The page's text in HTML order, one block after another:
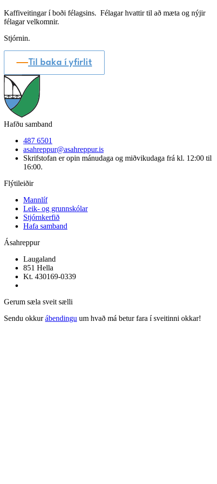
Kaffiveitingar í boði félagsins. Félagar hvattir til að mæta og nýjir
félagar velkomnir.
Stjórnin.
Til baka í yfirlit
Hafðu samband
487 6501
asahreppur@asahreppur.is
Skrifstofan er opin mánudaga og miðvikudaga frá kl. 12:00 til
16:00.
Flýtileiðir
Mannlíf
Leik- og grunnskólar
Stjórnkerfið
Hafa samband
Ásahreppur
Laugaland
851 Hella
Kt. 430169-0339
Gerum sæla sveit sælli
Sendu okkurábendingu um hvað má betur fara í sveitinni okkar!